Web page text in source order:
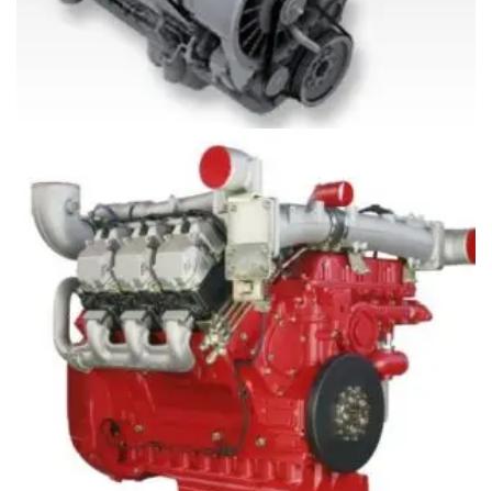
Động cơ Deutz máy tàu thủy TCD914M (65-137 kW or
87-184 hp)
Giá097.796.5752